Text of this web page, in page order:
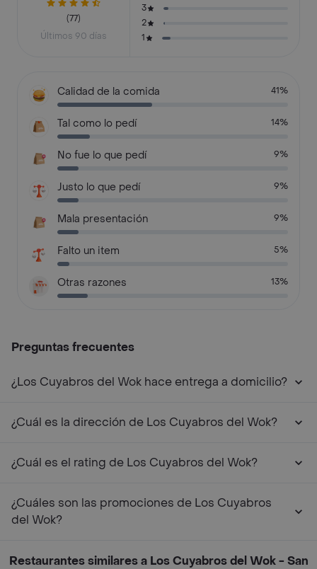
(77)
Últimos 90 días
3
2
1
Calidad de la comida 41%
Tal como lo pedí 14%
No fue lo que pedí 9%
Justo lo que pedí 9%
Mala presentación 9%
Falto un item 5%
Otras razones 13%
Preguntas frecuentes
¿Los Cuyabros del Wok hace entrega a domicilio?
¿Cuál es la dirección de Los Cuyabros del Wok?
¿Cuál es el rating de Los Cuyabros del Wok?
¿Cuáles son las promociones de Los Cuyabros
del Wok?
Restaurantes similares a Los Cuyabros del Wok - San